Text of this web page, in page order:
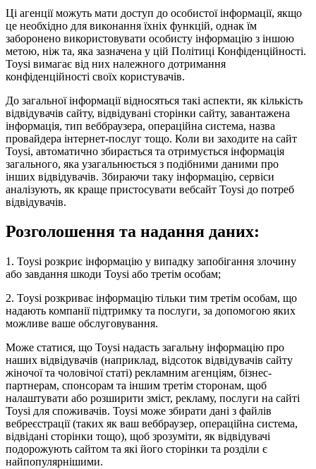
Ці агенції можуть мати доступ до особистої інформації, якщо
це необхідно для виконання їхніх функцій, однак їм
заборонено використовувати особисту інформацію з іншою
метою, ніж та, яка зазначена у цій Політиці Конфіденційності.
Toysi вимагає від них належного дотримання
конфіденційності своїх користувачів.
До загальної інформації відносяться такі аспекти, як кількість
відвідувачів сайту, відвідувані сторінки сайту, завантажена
інформація, тип веббраузера, операційна система, назва
провайдера інтернет-послуг тощо. Коли ви заходите на сайт
Toysi, автоматично збирається та отримується інформація
загального, яка узагальнюється з подібними даними про
інших відвідувачів. Збираючи таку інформацію, сервіси
аналізують, як краще пристосувати вебсайт Toysi до потреб
відвідувачів.
Розголошення та надання даних:
1. Toysi розкриє інформацію у випадку запобігання злочину
або завдання шкоди Toysi або третім особам;
2. Toysi розкриває інформацію тільки тим третім особам, що
надають компанії підтримку та послуги, за допомогою яких
можливе ваше обслуговування.
Може статися, що Toysi надасть загальну інформацію про
наших відвідувачів (наприклад, відсоток відвідувачів сайту
жіночої та чоловічої статі) рекламним агенціям, бізнес-
партнерам, спонсорам та іншим третім сторонам, щоб
налаштувати або розширити зміст, рекламу, послуги на сайті
Toysi для споживачів. Toysi може збирати дані з файлів
вебреєстрації (таких як ваш веббраузер, операційна система,
відвідані сторінки тощо), щоб зрозуміти, як відвідувачі
подорожують сайтом та які його сторінки та розділи є
найпопулярнішими.